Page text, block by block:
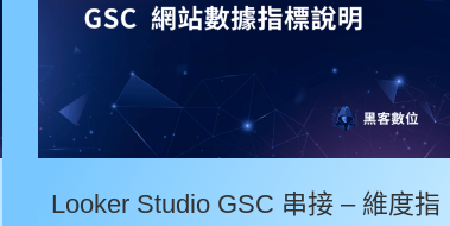
Looker Studio GSC 串接 – 維度指